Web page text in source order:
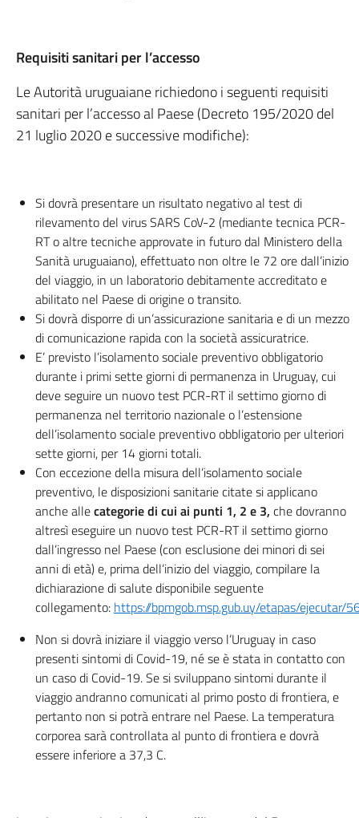
Requisiti sanitari per l’accesso
Le Autorità uruguaiane richiedono i seguenti requisiti
sanitari per l’accesso al Paese (Decreto 195/2020 del
21 luglio 2020 e successive modifiche):
Si dovrà presentare un risultato negativo al test di
rilevamento del virus SARS CoV-2 (mediante tecnica PCR-
RT o altre tecniche approvate in futuro dal Ministero della
Sanità uruguaiano), effettuato non oltre le 72 ore dall’inizio
del viaggio, in un laboratorio debitamente accreditato e
abilitato nel Paese di origine o transito.
Si dovrà disporre di un’assicurazione sanitaria e di un mezzo
di comunicazione rapida con la società assicuratrice.
E’ previsto l’isolamento sociale preventivo obbligatorio
durante i primi sette giorni di permanenza in Uruguay, cui
deve seguire un nuovo test PCR-RT il settimo giorno di
permanenza nel territorio nazionale o l’estensione
dell’isolamento sociale preventivo obbligatorio per ulteriori
sette giorni, per 14 giorni totali.
Con eccezione della misura dell’isolamento sociale
preventivo, le disposizioni sanitarie citate si applicano
anche allecategorie di cui ai punti 1, 2 e 3, che dovranno
altresì eseguire un nuovo test PCR-RT il settimo giorno
dall’ingresso nel Paese (con esclusione dei minori di sei
anni di età) e, prima dell’inizio del viaggio, compilare la
dichiarazione di salute disponibile seguente
collegamento: https://bpmgob.msp.gub.uy/etapas/ejecutar/
Non si dovrà iniziare il viaggio verso l’Uruguay in caso
presenti sintomi di Covid-19, né se è stata in contatto con
un caso di Covid-19. Se si sviluppano sintomi durante il
viaggio andranno comunicati al primo posto di frontiera, e
pertanto non si potrà entrare nel Paese. La temperatura
corporea sarà controllata al punto di frontiera e dovrà
essere inferiore a 37,3 C.
ammalati
covid-
19
nel
giorni
precedente
l’ingresso
Uruguay.
Sono
esonerati
dall’obbligo
di
quarantena
coloro In
quest’ultimo
caso,
sarà
necessario
ripetere
un
test
PCR
il
settimo
giorno
successivo
al
test
che
è